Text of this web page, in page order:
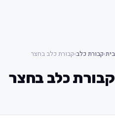
בית›קבורת כלב›קבורת כלב בחצר
קבורת כלב בחצר